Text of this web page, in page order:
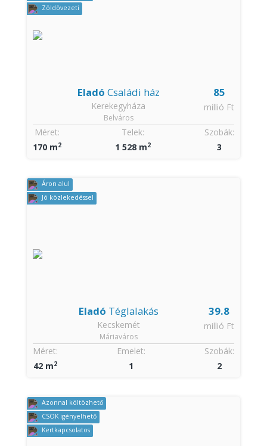
Zöldövezeti
85
millió Ft
Eladó Családi ház
Kerekegyháza
Belváros
Szobák:
3
Méret:
170 m2
Telek:
1 528 m2
Áron alul
Jó közlekedéssel
39.8
millió Ft
Eladó Téglalakás
Kecskemét
Máriaváros
Szobák:
2
Méret:
42 m2
Emelet:
1
Azonnal költözhető
CSOK igényelhető
Kertkapcsolatos